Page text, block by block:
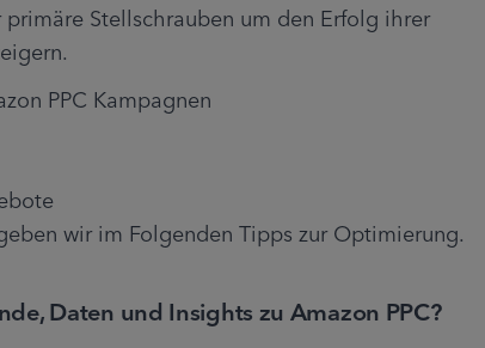
Stellschrauben um den Erfolg ihrer
PPC Kampagnen
wir im Folgenden Tipps zur Optimierung.
Daten und Insights zu Amazon PPC?